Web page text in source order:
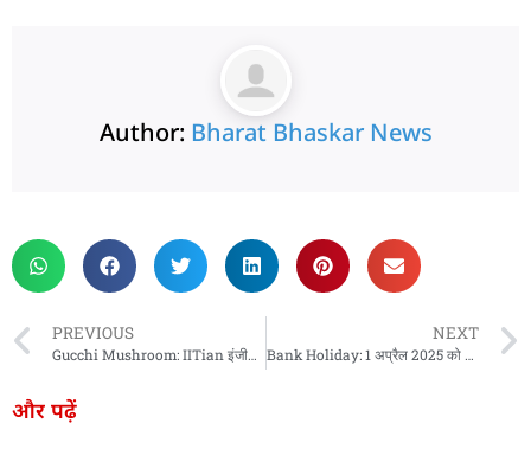
Author: Bharat Bhaskar News
PREVIOUS
Gucchi Mushroom: IITian इंजीनियर पति-पत्नी ने उगाई दुनिया की सबसे महंगी मशरूम, कीमत सुनकर उड़ जाएंगे होश, देश-विदेश में भारी मांग
NEXT
Bank Holiday: 1 अप्रैल 2025 को बैंक बंद रहेंगे या खुले? जानिए पूरी जानकारी
और पढ़ें